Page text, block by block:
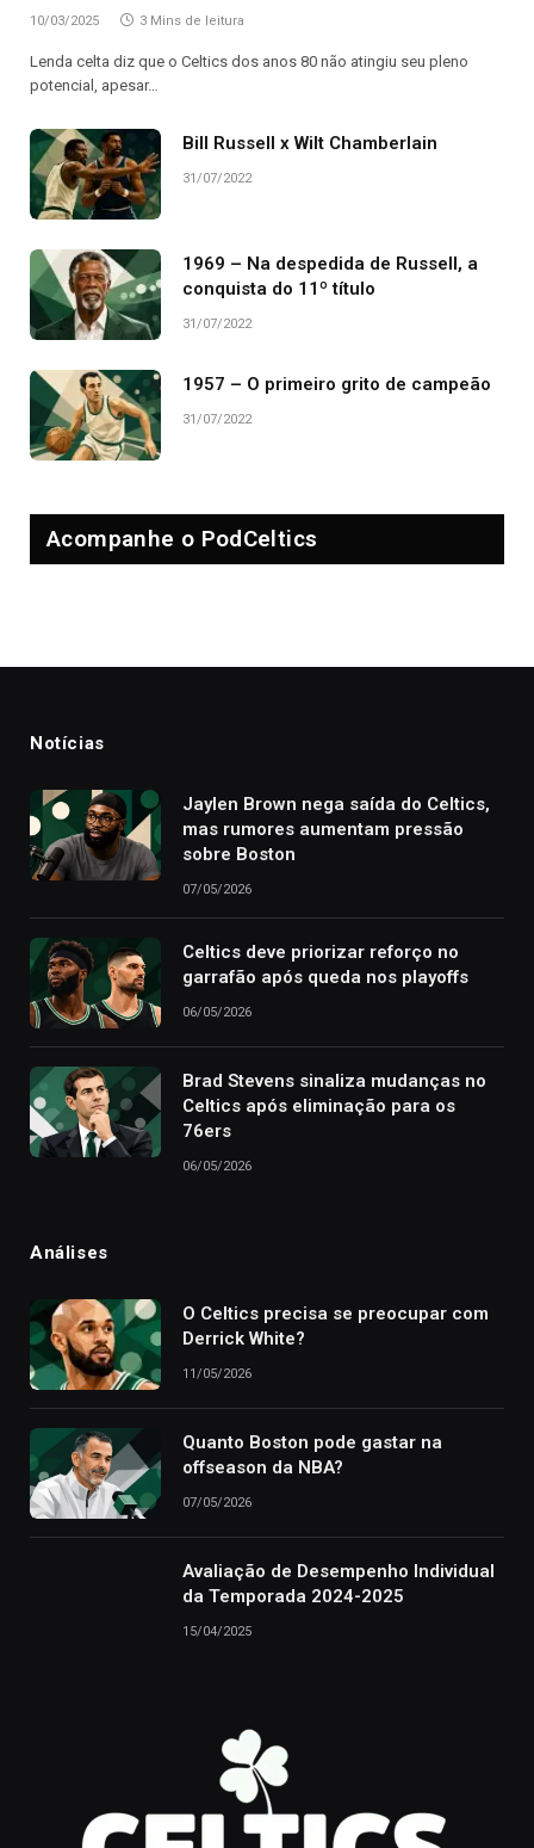
10/03/2025 3 Mins de leitura
Lenda celta diz que o Celtics dos anos 80 não atingiu seu pleno
potencial, apesar…
Bill Russell x Wilt Chamberlain
31/07/2022
1969 – Na despedida de Russell, a
conquista do 11º título
31/07/2022
1957 – O primeiro grito de campeão
31/07/2022
Acompanhe o PodCeltics
Notícias
Jaylen Brown nega saída do Celtics,
mas rumores aumentam pressão
sobre Boston
07/05/2026
Celtics deve priorizar reforço no
garrafão após queda nos playoffs
06/05/2026
Brad Stevens sinaliza mudanças no
Celtics após eliminação para os
76ers
06/05/2026
Análises
O Celtics precisa se preocupar com
Derrick White?
11/05/2026
Quanto Boston pode gastar na
offseason da NBA?
07/05/2026
Avaliação de Desempenho Individual
da Temporada 2024-2025
15/04/2025